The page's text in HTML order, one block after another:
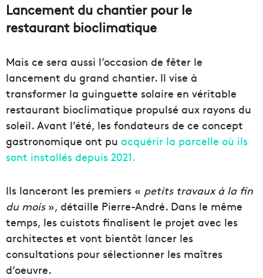
Lancement du chantier pour le
restaurant bioclimatique
Mais ce sera aussi l’occasion de fêter le
lancement du grand chantier. Il vise à
transformer la guinguette solaire en véritable
restaurant bioclimatique propulsé aux rayons du
soleil. Avant l’été, les fondateurs de ce concept
gastronomique ont pu acquérir la parcelle où ils
sont installés depuis 2021.
Ils lanceront les premiers « petits travaux à la fin
du mois», détaille Pierre-André. Dans le même
temps, les cuistots finalisent le projet avec les
architectes et vont bientôt lancer les
consultations pour sélectionner les maîtres
d’oeuvre.